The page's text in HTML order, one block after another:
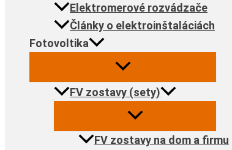
Elektromerové rozvádzače
Články o elektroinštaláciách
Fotovoltika
FV zostavy (sety)
FV zostavy na dom a firmu